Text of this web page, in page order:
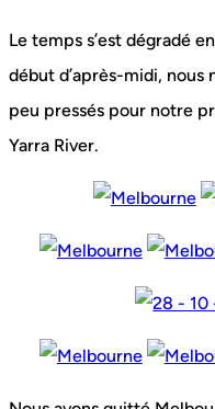
Le temps s’est dégradé
début d’après-midi, nous
peu pressés pour notre
Yarra River.